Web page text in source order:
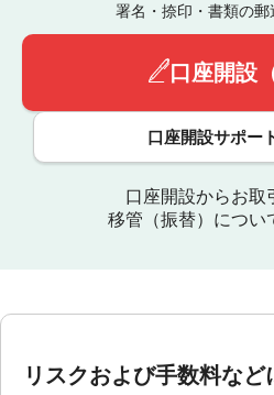
署名・捺印・書類の郵
口座開設
口座開設サポー
口座開設からお取
移管（振替）につい
リスクおよび手数料など